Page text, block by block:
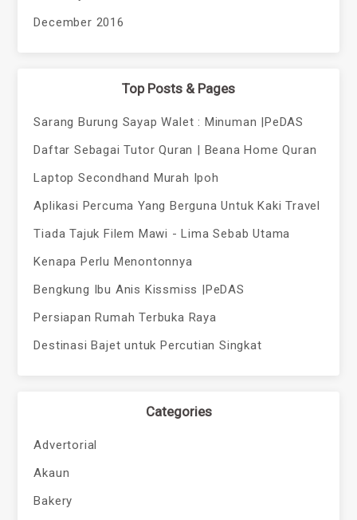
December 2016
Top Posts & Pages
Sarang Burung Sayap Walet : Minuman |PeDAS
Daftar Sebagai Tutor Quran | Beana Home Quran
Laptop Secondhand Murah Ipoh
Aplikasi Percuma Yang Berguna Untuk Kaki Travel
Tiada Tajuk Filem Mawi - Lima Sebab Utama
Kenapa Perlu Menontonnya
Bengkung Ibu Anis Kissmiss |PeDAS
Persiapan Rumah Terbuka Raya
Destinasi Bajet untuk Percutian Singkat
Categories
Advertorial
Akaun
Bakery